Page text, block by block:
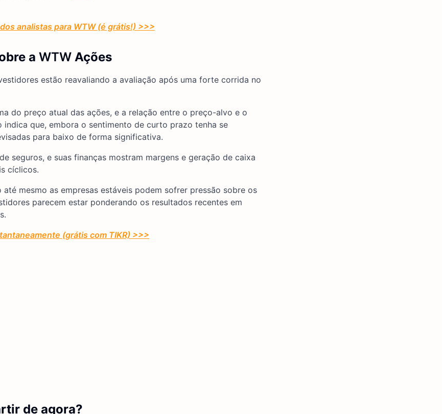
analistas para WTW(é grátis!) >>>
a WTW Ações
estão reavaliando a avaliação após uma forte corrida no
do preço atual das ações, e a relação entre o preço-alvo e o
que, embora o sentimento de curto prazo tenha se
para baixo de forma significativa.
seguros, e suas finanças mostram margens e geração de caixa
cíclicos.
mesmo as empresas estáveis podem sofrer pressão sobre os
parecem estar ponderando os resultados recentes em
(grátis com TIKR) >>>
de agora?